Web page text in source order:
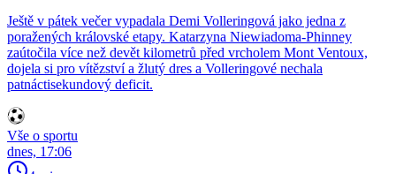
Ještě v pátek večer vypadala Demi Volleringová jako jedna z
poražených královské etapy. Katarzyna Niewiadoma-Phinney
zaútočila více než devět kilometrů před vrcholem Mont Ventoux,
dojela si pro vítězství a žlutý dres a Volleringové nechala
patnáctisekundový deficit.
Vše o sportu
dnes, 17:06